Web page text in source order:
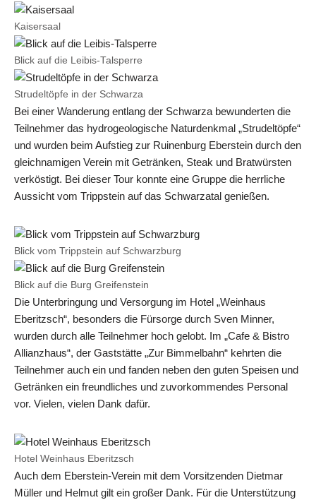
Kaisersaal
Blick auf die Leibis-Talsperre
Strudeltöpfe in der Schwarza
Bei einer Wanderung entlang der Schwarza bewunderten die
Teilnehmer das hydrogeologische Naturdenkmal „Strudeltöpfe“
und wurden beim Aufstieg zur Ruinenburg Eberstein durch den
gleichnamigen Verein mit Getränken, Steak und Bratwürsten
verköstigt. Bei dieser Tour konnte eine Gruppe die herrliche
Aussicht vom Trippstein auf das Schwarzatal genießen.
Blick vom Trippstein auf Schwarzburg
Blick auf die Burg Greifenstein
Die Unterbringung und Versorgung im Hotel „Weinhaus
Eberitzsch“, besonders die Fürsorge durch Sven Minner,
wurden durch alle Teilnehmer hoch gelobt. Im „Cafe & Bistro
Allianzhaus“, der Gaststätte „Zur Bimmelbahn“ kehrten die
Teilnehmer auch ein und fanden neben den guten Speisen und
Getränken ein freundliches und zuvorkommendes Personal
vor. Vielen, vielen Dank dafür.
Hotel Weinhaus Eberitzsch
Auch dem Eberstein-Verein mit dem Vorsitzenden Dietmar
Müller und Helmut gilt ein großer Dank. Für die Unterstützung